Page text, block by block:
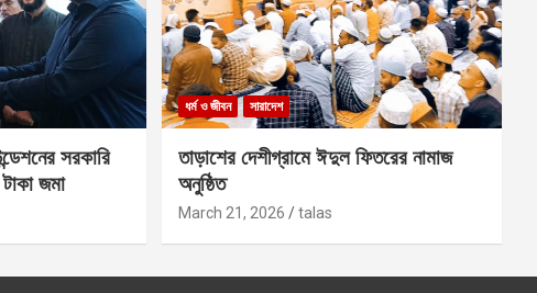
সরকারি
জমা
ধর্ম ও জীবন সারাদেশ
তাড়াশের দেশীগ্রামে ঈদুল ফিতরের নামাজ
অনুষ্ঠিত
March 21, 2026 talas